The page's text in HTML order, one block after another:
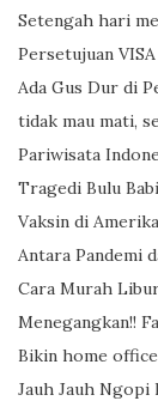
Setengah hari
Persetujuan
Ada Gus Dur di
tidak mau mati,
Pariwisata
Tragedi Bulu Babi
Vaksin di
Antara Pandemi
Cara Murah
Menegangkan!!
Bikin home
Jauh Jauh Ngopi